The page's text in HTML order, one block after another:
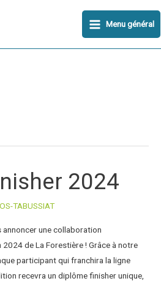
Main
Menu
Menu général
2024
TABUSSIAT
une collaboration
de La Forestière ! Grâce à notre
participant qui franchira la ligne
recevra un diplôme finisher unique,